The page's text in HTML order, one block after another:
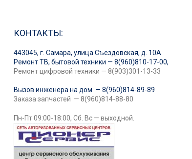
КОНТАКТЫ:
443045, г. Самара, улица Съездовская, д. 10А
Ремонт ТВ, бытовой техники — 8(960)810-17-00,
Ремонт цифровой техники — 8(903)301-13-33
Вызов инженера на дом — 8(960)814-89-89
Заказа запчастей — 8(960)814-88-80
Пн-Пт 09:00-18:00, Сб. Вс — выходной.